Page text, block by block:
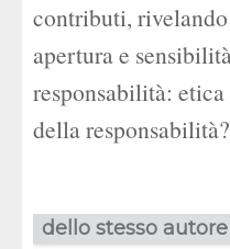
contributi,
apertura e
responsabilità:
della responsabilità?
dello stesso autore